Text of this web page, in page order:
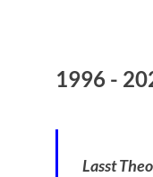
1996 -
Lasst